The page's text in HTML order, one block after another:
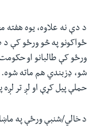
د دې نه علاوه، یوه هفته
ورځو کې طالبانو او
شو، ډزبندي هم ماته شوه.
حملې پیل کړې او لږ تر
د خالي/شنبې ورځې په